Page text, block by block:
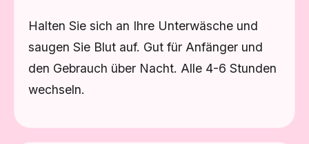
Halten Sie sich an Ihre Unterwäsche und
saugen Sie Blut auf. Gut für Anfänger und
den Gebrauch über Nacht. Alle 4-6 Stunden
wechseln.